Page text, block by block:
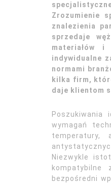
Zrozumienie
znalezienia
sprzedaje
materiałów
indywidualne
normami
kilka firm,
daje klientom
Poszukiwania
wymagań
temperatury,
Niezwykle
bezpośredni